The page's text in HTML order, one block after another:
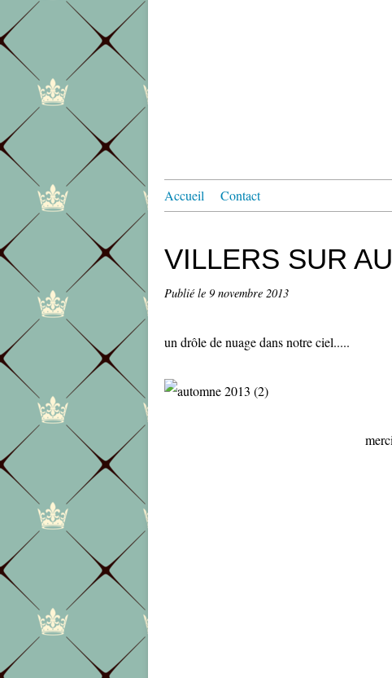
Accueil Contact
VILLERS SUR
Publié le 9 novembre 2013
un drôle de nuage dans notre ciel.....